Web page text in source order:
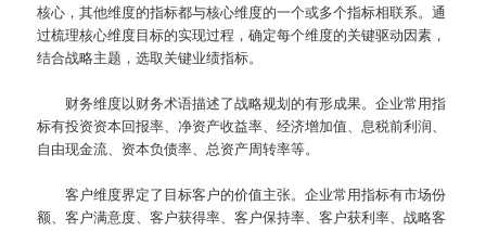
核心，其他维度的指标都与核心维度的一个或多个指标相联系。通
过梳理核心维度目标的实现过程，确定每个维度的关键驱动因素，
结合战略主题，选取关键业绩指标。
财务维度以财务术语描述了战略规划的有形成果。企业常用指
标有投资资本回报率、净资产收益率、经济增加值、息税前利润、
自由现金流、资本负债率、总资产周转率等。
客户维度界定了目标客户的价值主张。企业常用指标有市场份
额、客户满意度、客户获得率、客户保持率、客户获利率、战略客